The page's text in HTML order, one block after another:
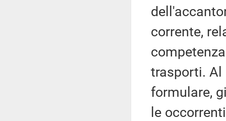
corrente,
trasporti. Al
formulare,
le